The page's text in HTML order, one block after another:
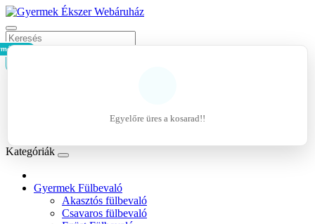
- 0Ft
Egyelőre üres a kosarad!!
Kategóriák
Gyermek Fülbevaló
Akasztós fülbevaló
Csavaros fülbevaló